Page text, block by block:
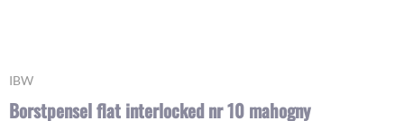
IBW
Borstpensel flat interlocked nr 10 mahogny
Skip
the